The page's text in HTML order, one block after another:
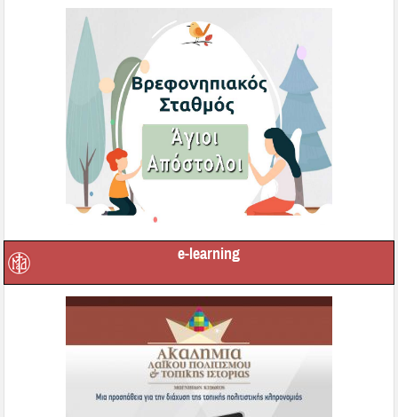
e-learning